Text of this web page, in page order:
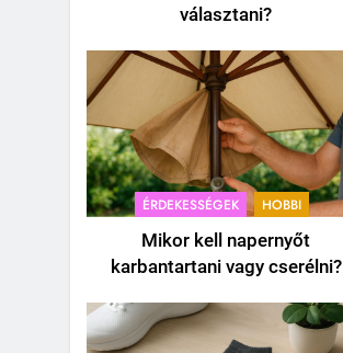
választani?
ÉRDEKESSÉGEK HOBBI
Mikor kell napernyőt
karbantartani vagy cserélni?